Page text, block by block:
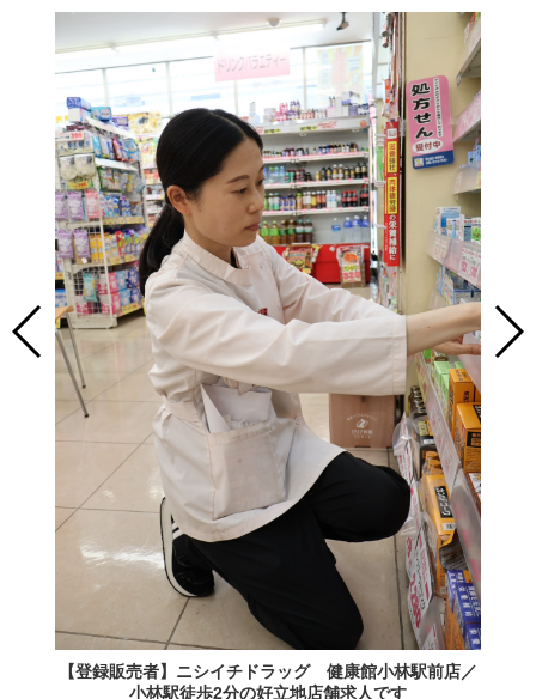
【登録販売者】ニシイチドラッグ 健康館小林駅前店／
小林駅徒歩2分の好立地店舗求人です